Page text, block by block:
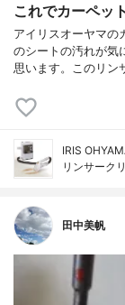
これでカーペッ
アイリスオーヤマの
のシートの汚れが気
思います。このリン
IRIS
リンサーク
田中美帆